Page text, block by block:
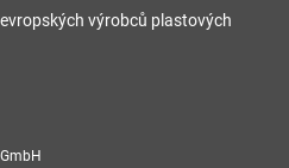
výrobců plastových